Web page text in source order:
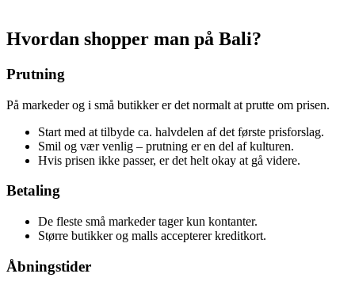
Hvordan shopper man på Bali?
Prutning
På markeder og i små butikker er det normalt at prutte om prisen.
Start med at tilbyde ca. halvdelen af det første prisforslag.
Smil og vær venlig – prutning er en del af kulturen.
Hvis prisen ikke passer, er det helt okay at gå videre.
Betaling
De fleste små markeder tager kun kontanter.
Større butikker og malls accepterer kreditkort.
Åbningstider